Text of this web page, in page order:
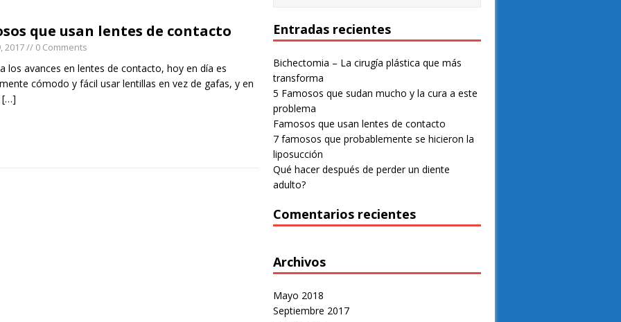
que usan lentes de contacto
2017// 0 Comments
los avances en lentes de contacto, hoy en día es
cómodo y fácil usar lentillas en vez de gafas, y en
[…]
Entradas recientes
Bichectomia – La cirugía plástica que más
transforma
5 Famosos que sudan mucho y la cura a este
problema
Famosos que usan lentes de contacto
7 famosos que probablemente se hicieron la
liposucción
Qué hacer después de perder un diente
adulto?
Comentarios recientes
Archivos
Mayo 2018
Septiembre 2017